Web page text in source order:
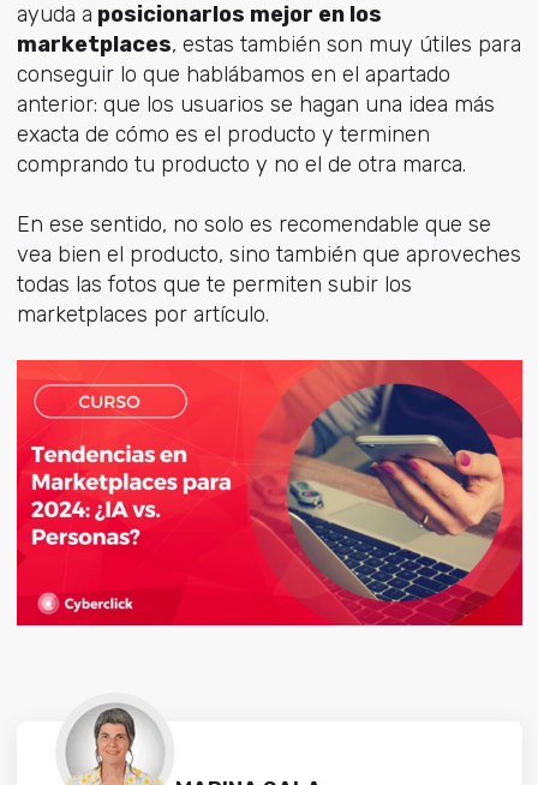
ayuda a posicionarlos mejor en los
marketplaces, estas también son muy útiles para
conseguir lo que hablábamos en el apartado
anterior: que los usuarios se hagan una idea más
exacta de cómo es el producto y terminen
comprando tu producto y no el de otra marca.
En ese sentido, no solo es recomendable que se
vea bien el producto, sino también que aproveches
todas las fotos que te permiten subir los
marketplaces por artículo.